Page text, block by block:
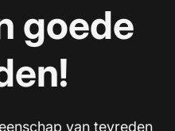
goede
van tevreden